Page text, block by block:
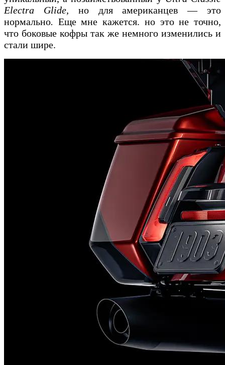
Electra Glide, но для американцев — это
нормально. Еще мне кажется. но это не точно,
что боковые кофры так же немного изменились и
стали шире.